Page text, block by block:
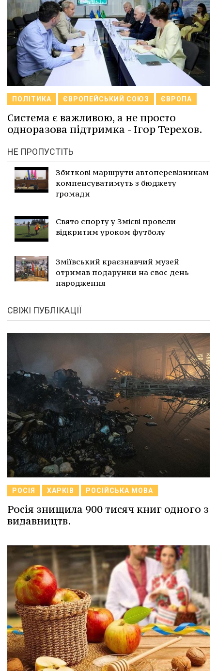
ПОЛІТИКА ЄВРОПЕЙСЬКИЙ СОЮЗ ЄВРОПА
Система є важливою, а не просто
одноразова підтримка - Ігор Терехов.
НЕ ПРОПУСТІТЬ
Збиткові маршрути автоперевізникам
компенсуватимуть з бюджету
громади
Свято спорту у Змієві провели
відкритим уроком футболу
Зміївський краєзнавчий музей
отримав подарунки на своє день
народження
СВІЖІ ПУБЛІКАЦІЇ
РОСІЯ ХАРКІВ РОСІЙСЬКА МОВА
Росія знищила 900 тисяч книг одного з
видавництв.